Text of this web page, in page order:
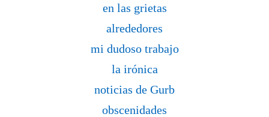
en las grietas
alrededores
mi dudoso trabajo
la irónica
noticias de Gurb
obscenidades